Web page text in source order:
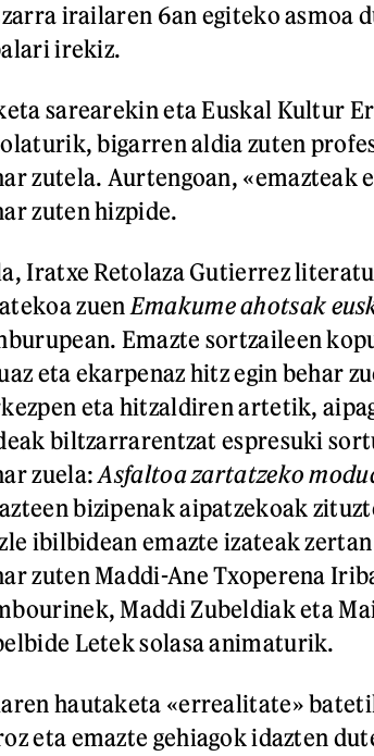
irailaren 6an egiteko asmoa
irekiz.
sarearekin eta Euskal Kultur
bigarren aldia zuten
zutela. Aurtengoan, «emazteak
zuten hizpide.
Iratxe Retolaza Gutierrez
zuen Emakume ahotsak
Emazte sortzaileen
eta ekarpenaz hitz egin behar
eta hitzaldiren artetik,
biltzarrarentzat espresuki
zuela:Asfaltoa zartatzeko
bizipenak aipatzekoak
ibilbidean emazte izateak
zuten Maddi-Ane Txoperena
Maddi Zubeldiak eta
Letek solasa animaturik.
hautaketa «errealitate»
eta emazte gehiagok idazten